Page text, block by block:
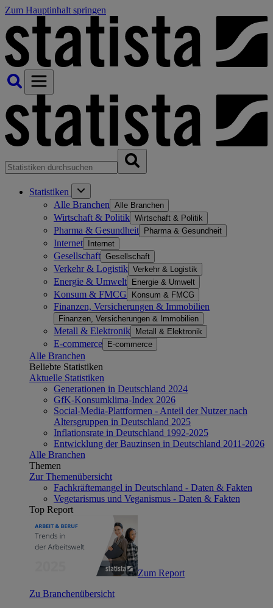
Zum Hauptinhalt springen
Statistiken
Alle Branchen Alle Branchen
Wirtschaft & Politik Wirtschaft & Politik
Pharma & Gesundheit Pharma & Gesundheit
Internet Internet
Gesellschaft Gesellschaft
Verkehr & Logistik Verkehr & Logistik
Energie & Umwelt Energie & Umwelt
Konsum & FMCG Konsum & FMCG
Finanzen, Versicherungen & Immobilien
Finanzen, Versicherungen & Immobilien
Metall & Elektronik Metall & Elektronik
E-commerce E-commerce
Alle Branchen
Beliebte Statistiken
Aktuelle Statistiken
Generationen in Deutschland 2024
GfK-Konsumklima-Index 2026
Social-Media-Plattformen - Anteil der Nutzer nach
Altersgruppen in Deutschland 2025
Inflationsrate in Deutschland 1992-2025
Entwicklung der Bauzinsen in Deutschland 2011-2026
Alle Branchen
Themen
Zur Themenübersicht
Fachkräftemangel in Deutschland - Daten & Fakten
Vegetarismus und Veganismus - Daten & Fakten
Top Report
Zum Report
Zu Branchenübersicht